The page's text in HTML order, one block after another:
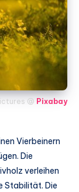
@ Pixabay
Vierbeinern
Die
verleihen
Stabilität. Die